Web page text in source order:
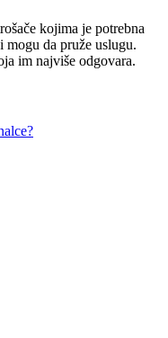
kojima je potrebna
da pruže uslugu.
im najviše odgovara.